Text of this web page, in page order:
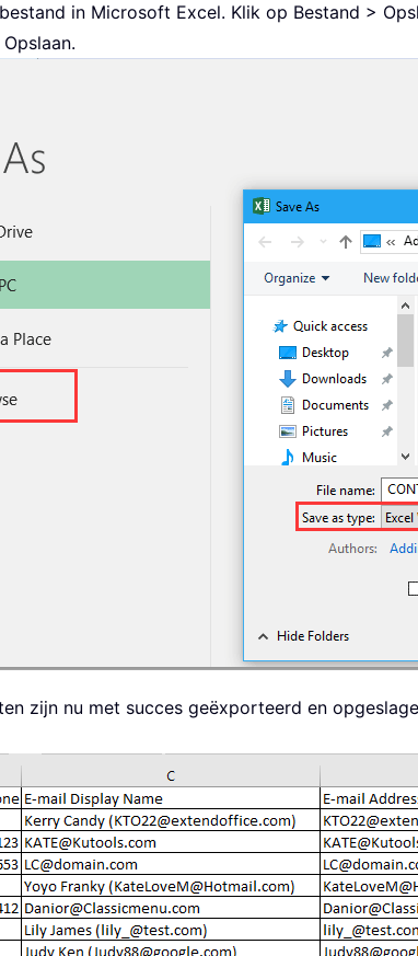
in Microsoft Excel. Klik op Bestand >
zijn nu met succes geëxporteerd en